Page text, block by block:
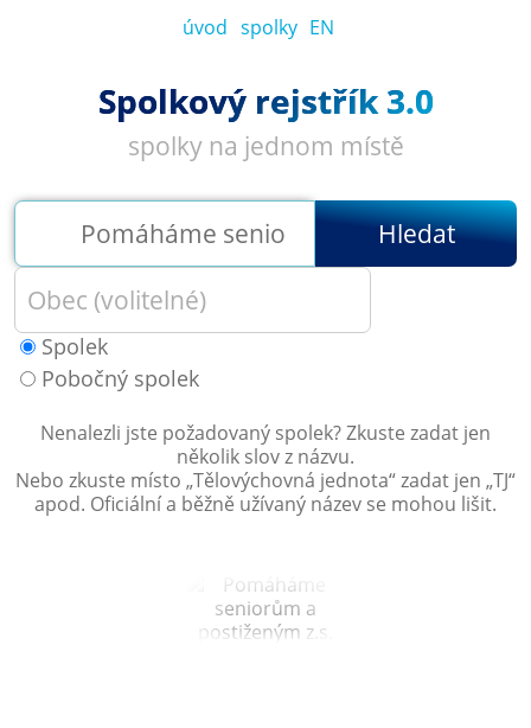
úvod spolky EN
Spolkový rejstřík 3.0
spolky na jednom místě
Hledat
Spolek
Pobočný spolek
Nenalezli jste požadovaný spolek? Zkuste zadat jen
několik slov z názvu.
Nebo zkuste místo „Tělovýchovná jednota“ zadat jen „TJ“
apod. Oficiální a běžně užívaný název se mohou lišit.